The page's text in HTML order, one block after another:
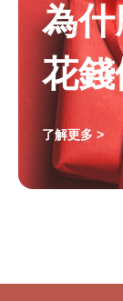
為
花錢
了解更多 >